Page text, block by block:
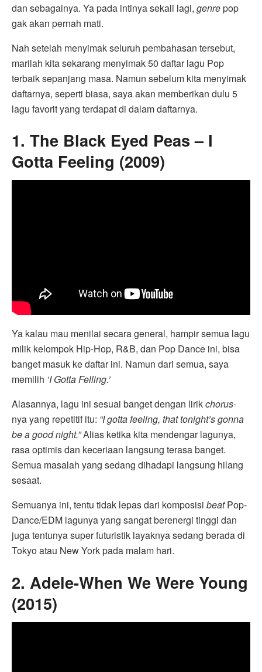
dan sebagainya. Ya pada intinya sekali lagi, genrepop
gak akan pernah mati.
Nah setelah menyimak seluruh pembahasan tersebut,
marilah kita sekarang menyimak 50 daftar lagu Pop
terbaik sepanjang masa. Namun sebelum kita menyimak
daftarnya, seperti biasa, saya akan memberikan dulu 5
lagu favorit yang terdapat di dalam daftarnya.
1. The Black Eyed Peas – I
Gotta Feeling (2009)
Ya kalau mau menilai secara general, hampir semua lagu
milik kelompok Hip-Hop, R&B, dan Pop Dance ini, bisa
banget masuk ke daftar ini. Namun dari semua, saya
memilih ‘I Gotta Felling.’
Alasannya, lagu ini sesuai banget dengan lirikchorus-
nya yang repetitif itu: “I gotta feeling, that tonight’s gonna
be a good night.”Alias ketika kita mendengar lagunya,
rasa optimis dan keceriaan langsung terasa banget.
Semua masalah yang sedang dihadapi langsung hilang
sesaat.
Semuanya ini, tentu tidak lepas dari komposisi beatPop-
Dance/EDM lagunya yang sangat berenergi tinggi dan
juga tentunya super futuristik layaknya sedang berada di
Tokyo atau New York pada malam hari.
2. Adele-When We Were Young
(2015)